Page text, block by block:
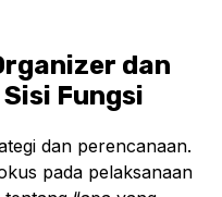
dan
Fungsi
dan perencanaan.
pada pelaksanaan